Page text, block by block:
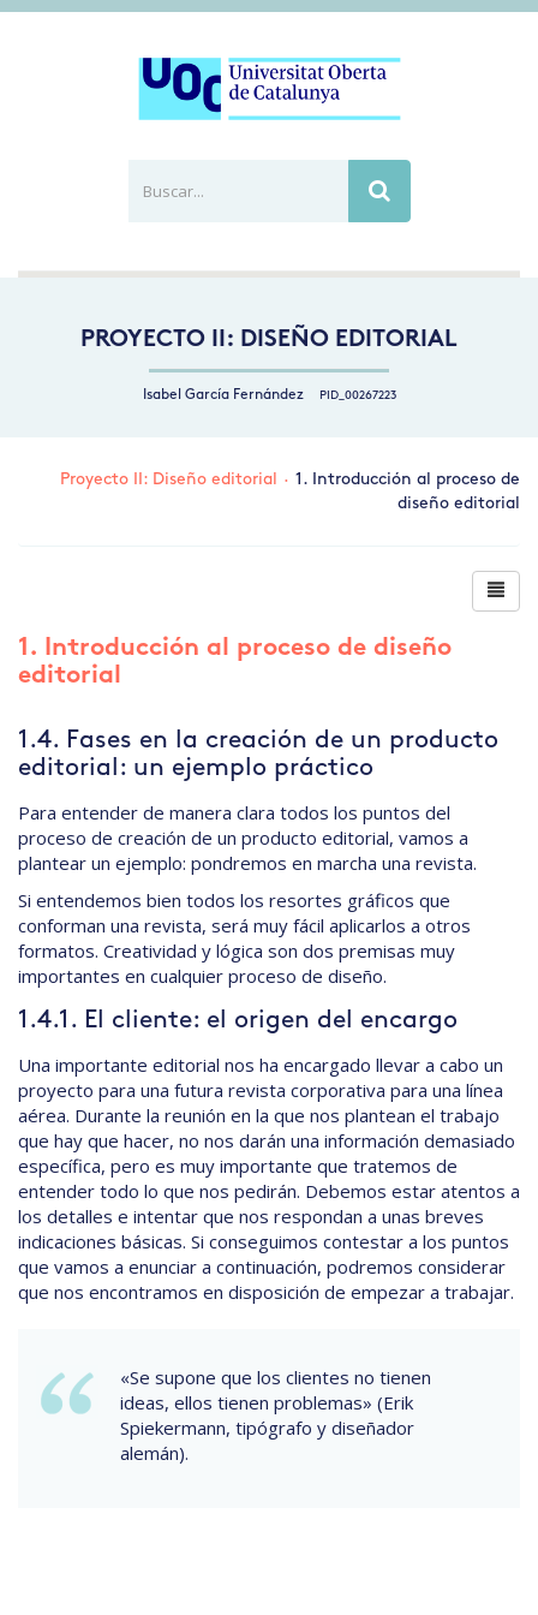
PROYECTO II: DISEÑO EDITORIAL
Isabel García Fernández PID_00267223
Proyecto II: Diseño editorial · 1. Introducción al proceso de
diseño editorial
1. Introducción al proceso de diseño
editorial
1.4. Fases en la creación de un producto
editorial: un ejemplo práctico
Para entender de manera clara todos los puntos del
proceso de creación de un producto editorial, vamos a
plantear un ejemplo: pondremos en marcha una revista.
Si entendemos bien todos los resortes gráficos que
conforman una revista, será muy fácil aplicarlos a otros
formatos. Creatividad y lógica son dos premisas muy
importantes en cualquier proceso de diseño.
1.4.1. El cliente: el origen del encargo
Una importante editorial nos ha encargado llevar a cabo un
proyecto para una futura revista corporativa para una línea
aérea. Durante la reunión en la que nos plantean el trabajo
que hay que hacer, no nos darán una información demasiado
específica, pero es muy importante que tratemos de
entender todo lo que nos pedirán. Debemos estar atentos a
los detalles e intentar que nos respondan a unas breves
indicaciones básicas. Si conseguimos contestar a los puntos
que vamos a enunciar a continuación, podremos considerar
que nos encontramos en disposición de empezar a trabajar.
«Se supone que los clientes no tienen
ideas, ellos tienen problemas» (Erik
Spiekermann, tipógrafo y diseñador
alemán).